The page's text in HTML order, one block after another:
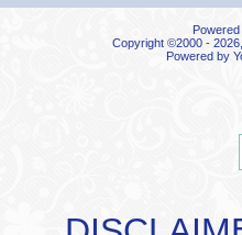
Copyright ©2000 -
Powered by